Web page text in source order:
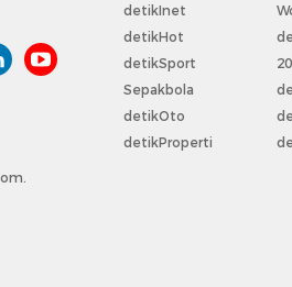
detikInet
detikHot
detikSport
Sepakbola
detikOto
detikProperti